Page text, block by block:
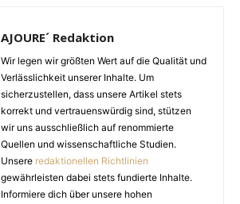
AJOURE´ Redaktion
Wir legen wir größten Wert auf die Qualität und
Verlässlichkeit unserer Inhalte. Um
sicherzustellen, dass unsere Artikel stets
korrekt und vertrauenswürdig sind, stützen
wir uns ausschließlich auf renommierte
Quellen und wissenschaftliche Studien.
Unsere redaktionellen Richtlinien
gewährleisten dabei stets fundierte Inhalte.
Informiere dich über unsere hohen